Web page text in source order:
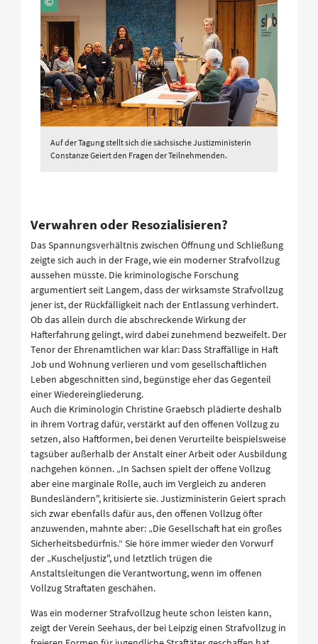
Auf der Tagung stellt sich die sächsische Justizministerin
Constanze Geiert den Fragen der Teilnehmenden.
Verwahren oder Resozialisieren?
Das Spannungsverhältnis zwischen Öffnung und Schließung
zeigte sich auch in der Frage, wie ein moderner Strafvollzug
aussehen müsste. Die kriminologische Forschung
argumentiert seit Langem, dass der wirksamste Strafvollzug
jener ist, der Rückfälligkeit nach der Entlassung verhindert.
Ob das allein durch die abschreckende Wirkung der
Hafterfahrung gelingt, wird dabei zunehmend bezweifelt. Der
Tenor der Ehrenamtlichen war klar: Dass Straffällige in Haft
Job und Wohnung verlieren und vom gesellschaftlichen
Leben abgeschnitten sind, begünstige eher das Gegenteil
einer Wiedereingliederung.
Auch die Kriminologin Christine Graebsch plädierte deshalb
in ihrem Vortrag dafür, verstärkt auf den offenen Vollzug zu
setzen, also Haftformen, bei denen Verurteilte beispielsweise
tagsüber außerhalb der Anstalt einer Arbeit oder Ausbildung
nachgehen können. „In Sachsen spielt der offene Vollzug
aber eine marginale Rolle, auch im Vergleich zu anderen
Bundesländern", kritisierte sie. Justizministerin Geiert sprach
sich zwar ebenfalls dafür aus, den offenen Vollzug öfter
anzuwenden, mahnte aber: „Die Gesellschaft hat ein großes
Sicherheitsbedürfnis.“ Sie höre immer wieder den Vorwurf
der „Kuscheljustiz", und letztlich trügen die
Anstaltsleitungen die Verantwortung, wenn im offenen
Vollzug Straftaten geschähen.
Was ein moderner Strafvollzug heute schon leisten kann,
zeigt der Verein Seehaus, der bei Leipzig einen Strafvollzug in